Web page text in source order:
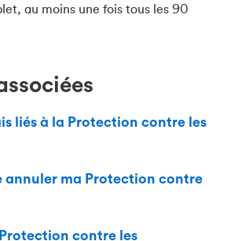
au moins une fois tous les 90
liés à la Protection contre les
annuler ma Protection contre
contre les